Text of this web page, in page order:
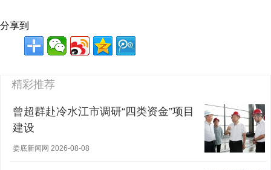
分享到
精彩推荐
曾超群赴冷水江市调研“四类资金”项目
建设
娄底新闻网 2026-08-08